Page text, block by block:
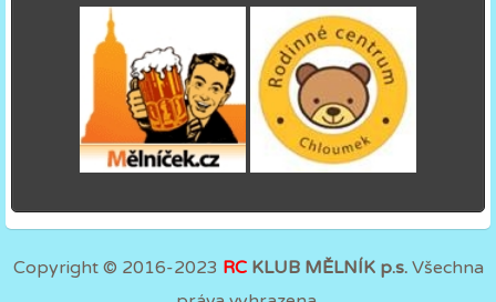
Copyright © 2016-2023 RC KLUB MĚLNÍK p.s.Všechna